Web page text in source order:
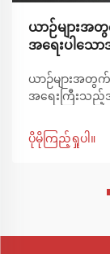
ယာဉ်များအတွ
အရေးပါသေ
ယာဉ်များအတွက်
အရေးကြီးသည့်အ
မ်ကို ဘီးများနှ
ခါမှုကို ခံစားရသ
ပိုမိုကြည့်ရှုပါ။